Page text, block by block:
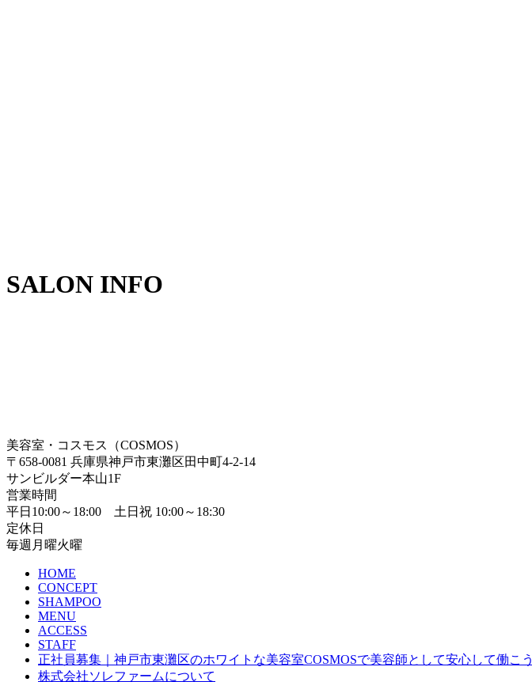
SALON INFO
美容室・コスモス（COSMOS）
〒658-0081 兵庫県神戸市東灘区田中町4-2-14
サンビルダー本山1F
営業時間
平日10:00～18:00 土日祝 10:00～18:30
定休日
毎週月曜火曜
HOME
CONCEPT
SHAMPOO
MENU
ACCESS
STAFF
正社員募集｜神戸市東灘区のホワイトな美容室COSMOSで美容師として安心して働こう
株式会社ソレファームについて